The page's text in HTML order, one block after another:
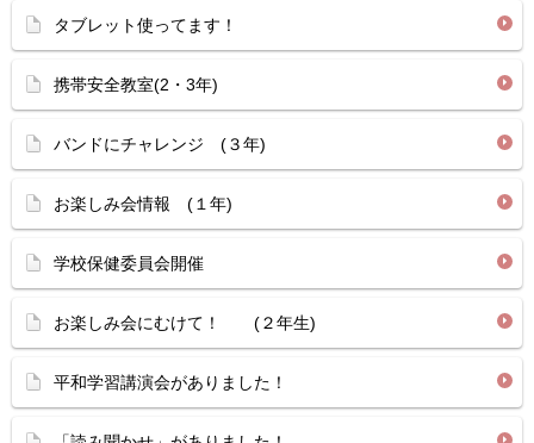
タブレット使ってます！
携帯安全教室(2・3年)
バンドにチャレンジ (３年)
お楽しみ会情報 (１年)
学校保健委員会開催
お楽しみ会にむけて！ (２年生)
平和学習講演会がありました！